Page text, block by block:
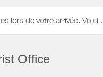
lors de votre arrivée. Voici
Office